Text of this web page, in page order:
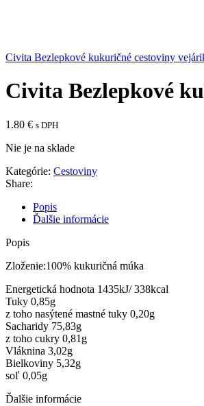
Civita Bezlepkové kukuričné cestoviny
Civita Bezlepkové
1.80 € s DPH
Nie je na sklade
Kategórie: Cestoviny
Share:
Popis
Ďalšie informácie
Popis
Zloženie:100% kukuričná múka
Energetická hodnota 1435kJ/ 338kcal
Tuky 0,85g
z toho nasýtené mastné tuky 0,20g
Sacharidy 75,83g
z toho cukry 0,81g
Vláknina 3,02g
Bielkoviny 5,32g
soľ 0,05g
Ďalšie informácie